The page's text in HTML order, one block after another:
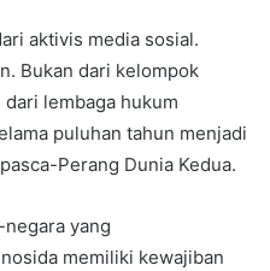
aktivis media sosial.
Bukan dari kelompok
lembaga hukum
puluhan tahun menjadi
Perang Dunia Kedua.
yang
memiliki kewajiban